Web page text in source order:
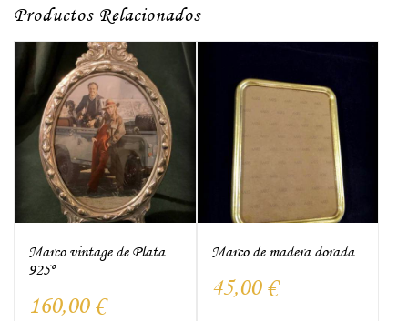
Productos Relacionados
Marco vintage de Plata
925º
160,00 €
Marco de madera dorada
45,00 €